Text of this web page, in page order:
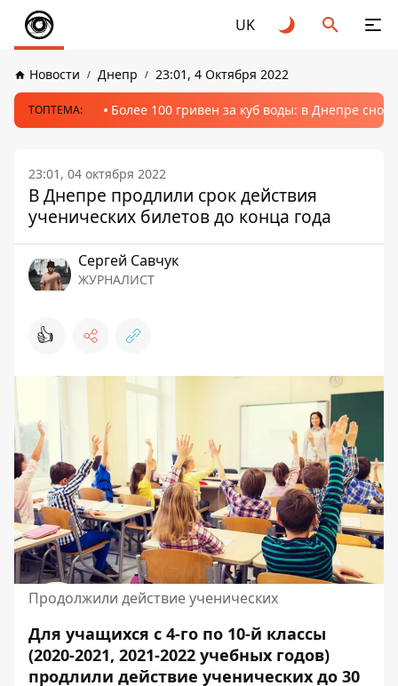
UK
Новости Днепр 23:01, 4 Октября 2022
ТОПТЕМА: Более 100 гривен за куб воды: в Днепре
23:01, 04 октября 2022
В Днепре продлили срок действия
ученических билетов до конца года
Сергей Савчук
ЖУРНАЛИСТ
👍
Продолжили действие ученических
Для учащихся с 4-го по 10-й классы
(2020-2021, 2021-2022 учебных годов)
продлили действие ученических до 30